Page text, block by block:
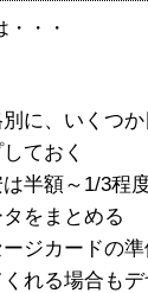
・・・
に、いくつ
ておく
半額～1/3程度
をまとめる
ジカードの
くれる場合も